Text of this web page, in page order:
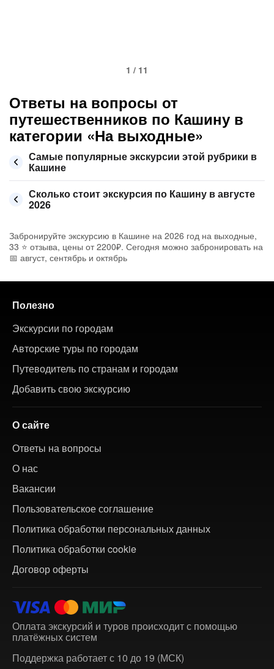
1 / 11
Ответы на вопросы от
путешественников по Кашину в
категории «На выходные»
Самые популярные экскурсии этой рубрики в
Кашине
Сколько стоит экскурсия по Кашину в августе
2026
Забронируйте экскурсию в Кашине на 2026 год на выходные,
33 ⭐ отзыва, цены от 2200₽. Сегодня можно забронировать на
📅 август, сентябрь и октябрь
Полезно
Экскурсии по городам
Авторские туры по городам
Путеводитель по странам и городам
Добавить свою экскурсию
О сайте
Ответы на вопросы
О нас
Вакансии
Пользовательское соглашение
Политика обработки персональных данных
Политика обработки cookie
Договор оферты
Оплата экскурсий и туров происходит с помощью
платёжных систем
Поддержка работает с 10 до 19 (МСК)